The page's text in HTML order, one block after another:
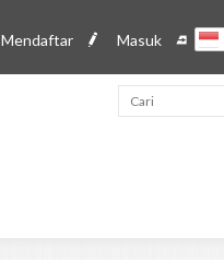
Masuk
Mendaftar